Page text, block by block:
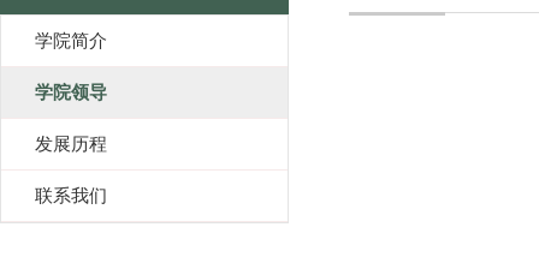
学院简介
学院领导
发展历程
联系我们